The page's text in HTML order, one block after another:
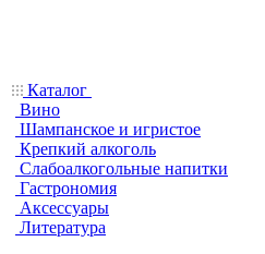
Каталог
Вино
Шампанское и игристое
Крепкий алкоголь
Слабоалкогольные напитки
Гастрономия
Аксессуары
Литература